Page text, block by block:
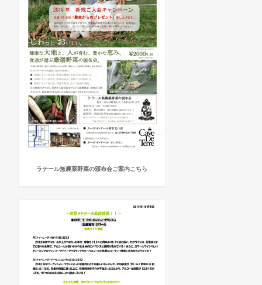
ラテール無農薬野菜の頒布会ご案内こちら